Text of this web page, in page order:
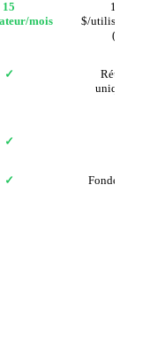
15
mois
13,33
$/utilisateur/
(Pro)
✓
Réunions
uniquement
✓
✓ Fondé en